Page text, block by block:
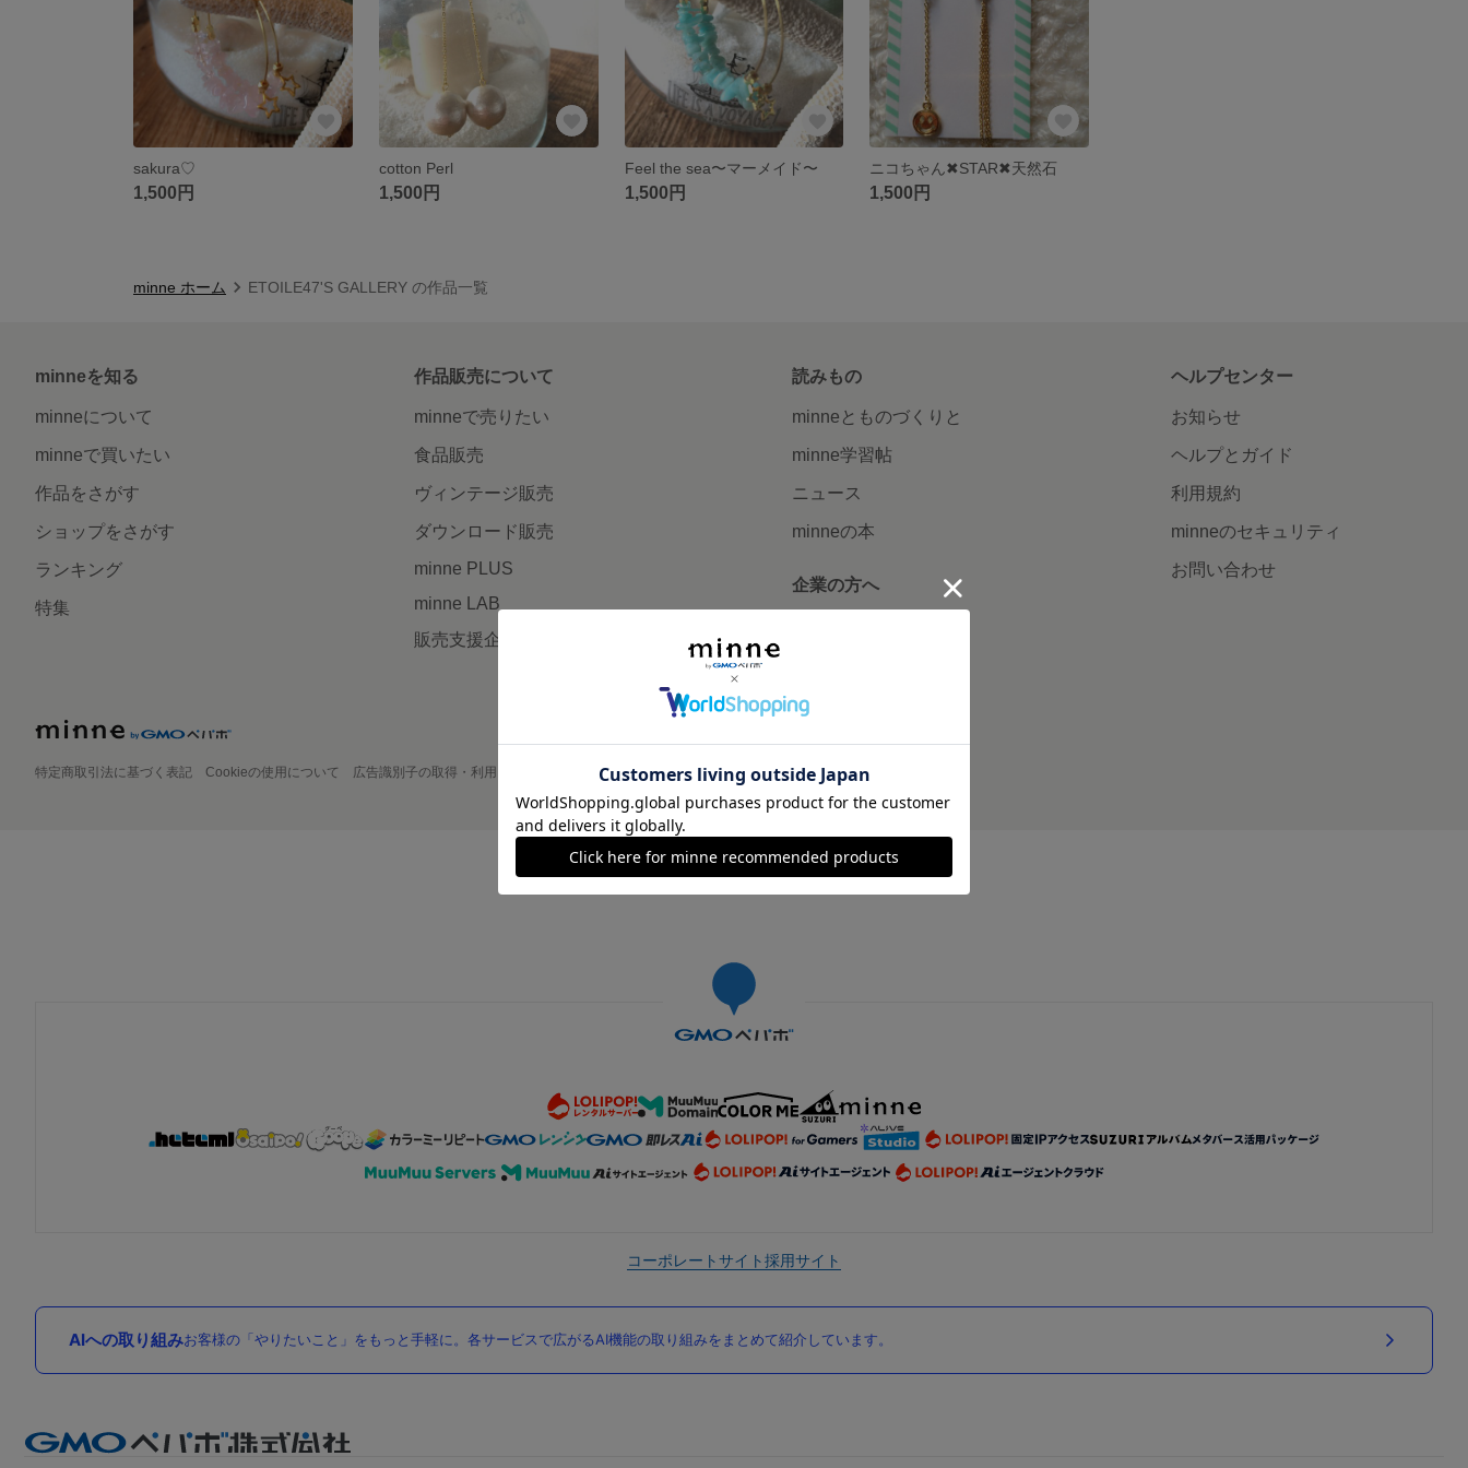
sakura♡
1,500円
cotton Perl
1,500円
Feel the sea〜マーメイド〜
1,500円
ニコちゃん✖︎STAR✖︎天然石
1,500円
minne ホーム ETOILE47'S GALLERY の作品一覧
minneを知る
minneについて
minneで買いたい
作品をさがす
ショップをさがす
ランキング
特集
作品販売について
minneで売りたい
食品販売
ヴィンテージ販売
ダウンロード販売
minne PLUS
minne LAB
販売支援企画・イベント
読みもの
minneとものづくりと
minne学習帖
ニュース
minneの本
企業の方へ
ヘルプセンター
お知らせ
ヘルプとガイド
利用規約
minneのセキュリティ
お問い合わせ
特定商取引法に基づく表記 Cookieの使用について 広告識別子の取得・利用 プライバシーポリシー 会社概要 採用情報 メディアキット
©GMO Pepabo, Inc. All rights reserved.
コーポレートサイト採用サイト
AIへの取り組みお客様の「やりたいこと」をもっと手軽に。各サービスで広がるAI機能の取り組みをまとめて紹介しています。